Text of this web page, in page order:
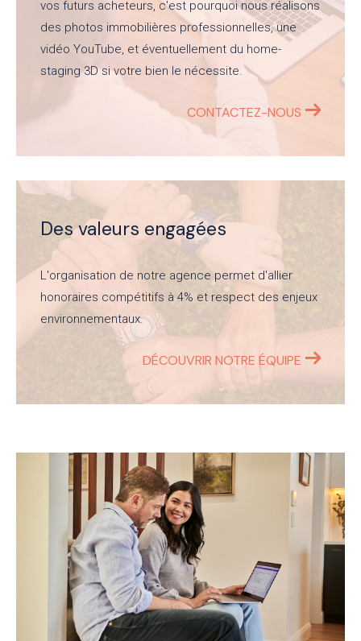
vos futurs acheteurs, c'est pourquoi nous réalisons
des photos immobilières professionnelles, une
vidéo YouTube, et éventuellement du home-
staging 3D si votre bien le nécessite.
CONTACTEZ-NOUS
Des valeurs engagées
L'organisation de notre agence permet d'allier
honoraires compétitifs à 4% et respect des enjeux
environnementaux.
DÉCOUVRIR NOTRE ÉQUIPE